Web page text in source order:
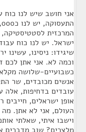
אני חושב שיש לנו כוח
ישראל. יש לנו כוח
שיגידו: ניסינו, עשינו
וכמה לא. אני אתן לכם
כשבועיים-שלושה
עובדים בדחיפות, אלה
אופן ישראלים,
העולם, אני לא אתן.
וישבו איתי, שאלתי